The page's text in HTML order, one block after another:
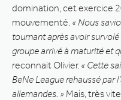
domination, cet exercice
mouvementé. « Nous
tournant après avoir
groupe arrivé à maturité et
reconnait Olivier. « Cette
BeNe League rehaussé par
allemandes. » Mais, très